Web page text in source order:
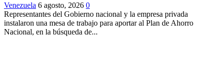
Venezuela 6 agosto, 2026 0
Representantes del Gobierno nacional y la empresa privada
instalaron una mesa de trabajo para aportar al Plan de Ahorro
Nacional, en la búsqueda de...